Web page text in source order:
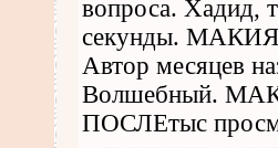
вопроса. Хадид,
секунды.
Автор месяцев
Волшебный.
ПОСЛЕтыс